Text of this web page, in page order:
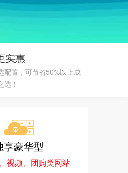
实惠
配置，可节省50%以上成
选！
享豪华型
视频、团购类网站